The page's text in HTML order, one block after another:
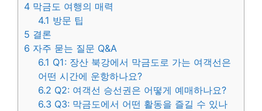
4 막금도 여행의 매력
4.1 방문 팁
5 결론
6 자주 묻는 질문 Q&A
6.1 Q1: 장산 북강에서 막금도로 가는 여객선은
어떤 시간에 운항하나요?
6.2 Q2: 여객선 승선권은 어떻게 예매하나요?
6.3 Q3: 막금도에서 어떤 활동을 즐길 수 있나